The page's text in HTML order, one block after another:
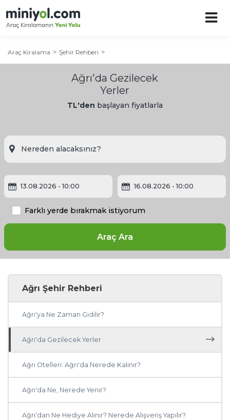
Araç Kiralama Şehir Rehberi
Ağrı'da Gezilecek
Yerler
TL'den başlayan fiyatlarla
13.08.2026 - 10:00 16.08.2026 - 10:00
Araç Ara
Farklı yerde bırakmak istiyorum
Ağrı Şehir Rehberi
Ağrı'ya Ne Zaman Gidilir?
Ağrı'da Gezilecek Yerler
Ağrı Otelleri: Ağrı'da Nerede Kalınır?
Ağrı'da Ne, Nerede Yenir?
Ağrı'dan Ne Hediye Alınır? Nerede Alışveriş Yapılır?